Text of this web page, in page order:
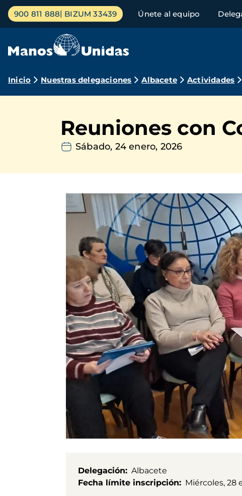
Pasar
contenido
Menú
principal
900 811 888 BIZUM 33439 Únete al equipo
Ruta
navegación
Inicio Nuestras delegaciones Albacete Actividades
Reuniones con
Sábado, 24 enero, 2026
Delegación
Albacete
Fecha límite inscripción
Miércoles, 28